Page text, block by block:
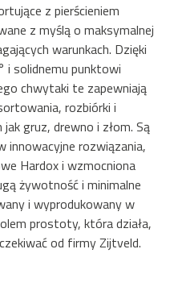
z pierścieniem
z myślą o maksymalnej
warunkach. Dzięki
i solidnemu punktowi
chwytaki te zapewniają
rozbiórki i
gruz, drewno i złom. Są
innowacyjne rozwiązania,
Hardox i wzmocniona
żywotność i minimalne
i wyprodukowany w
prostoty, która działa,
od firmy Zijtveld.